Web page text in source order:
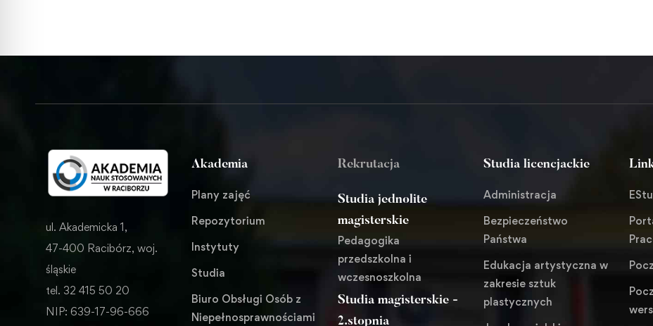
ul. Akademicka 1,
47-400 Racibórz, woj.
śląskie
tel. 32 415 50 20
NIP: 639-17-96-666
Akademia
Plany zajęć
Repozytorium
Instytuty
Studia
Biuro Obsługi Osób z
Niepełnosprawnościami
Rekrutacja
Studia jednolite
magisterskie
Pedagogika
przedszkolna i
wczesnoszkolna
Studia magisterskie -
2.stopnia
Studia licencjackie
Administracja
Bezpieczeństwo
Państwa
Edukacja artystyczna w
zakresie sztuk
plastycznych